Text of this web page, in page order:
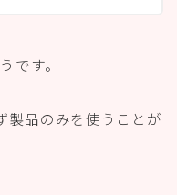
です。
製品のみを使うことが